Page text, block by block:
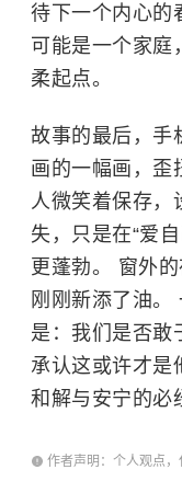
待下一个内心的
可能是一个家庭
柔起点。
故事的最后，手
画的一幅画，歪
人微笑着保存，
失，只是在“爱
更蓬勃。 窗外
刚刚新添了油。
是：我们是否敢
承认这或许才是
和解与安宁的必
作者声明：个人观点，